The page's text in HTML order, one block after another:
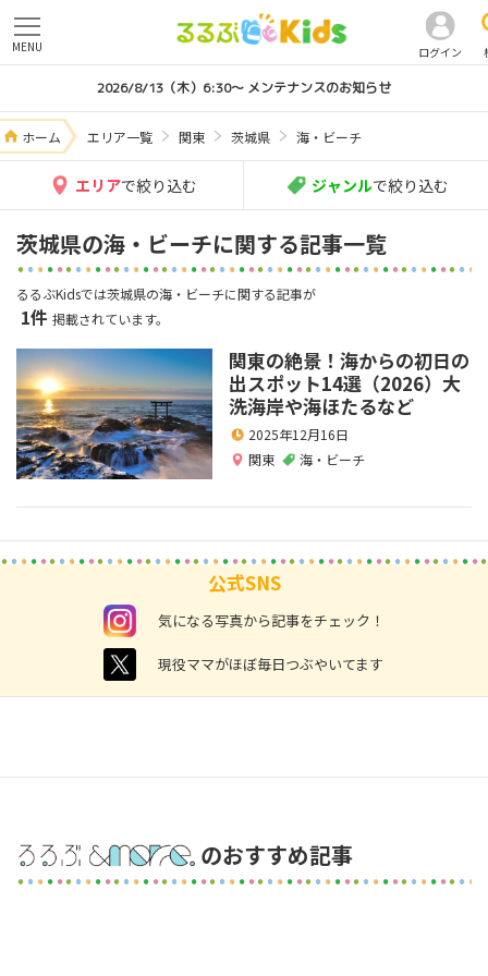
ログイン
MENU
2026/8/13（木）6:30～ メンテナンスのお知らせ
ホーム エリア一覧 関東 茨城県 海・ビーチ
エリアで絞り込む ジャンルで絞り込む
茨城県の海・ビーチに関する記事一覧
るるぶKidsでは茨城県の海・ビーチに関する記事が
1件 掲載されています。
関東の絶景！海からの初日の
出スポット14選（2026）大
洗海岸や海ほたるなど
2025年12月16日
関東
海・ビーチ
公式SNS
instagram 気になる写真から記事をチェック！
twitter 現役ママがほぼ毎日つぶやいてます
のおすすめ記事